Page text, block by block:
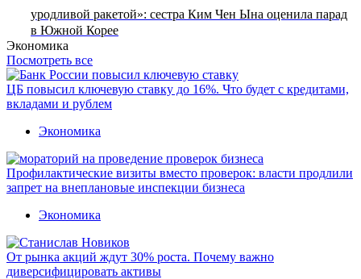
уродливой ракетой»: сестра Ким Чен Ына оценила парад
в Южной Корее
Экономика
Посмотреть все
ЦБ повысил ключевую ставку до 16%. Что будет с кредитами,
вкладами и рублем
Экономика
Профилактические визиты вместо проверок: власти продлили
запрет на внеплановые инспекции бизнеса
Экономика
От рынка акций ждут 30% роста. Почему важно
диверсифицировать активы